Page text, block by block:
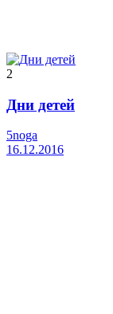
2
Дни детей
5noga
16.12.2016